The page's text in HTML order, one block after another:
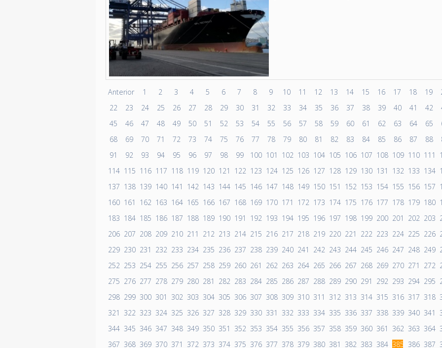
Anterior 1 2 3 4 5 6 7 8 9 10 11 12 13 14 15 16 17 18 19
22
23 24 25 26 27 28 29 30 31 32 33 34 35 36 37 38 39 40 41 42
45
46 47 48 49 50 51 52 53 54 55 56 57 58 59 60 61 62 63 64 65
68
69 70 71 72 73 74 75 76 77 78 79 80 81 82 83 84 85 86 87 88
91
92 93 94 95 96 97 98 99 100 101 102 103 104 105 106 107 108 109 110 111
114 115 116 117 118 119 120 121 122 123 124 125 126 127 128 129 130 131 132 133 134
137 138 139 140 141 142 143 144 145 146 147 148 149 150 151 152 153 154 155 156 157
160 161 162 163 164 165 166 167 168 169 170 171 172 173 174 175 176 177 178 179 180
183 184 185 186 187 188 189 190 191 192 193 194 195 196 197 198 199 200 201 202 203
206 207 208 209 210 211 212 213 214 215 216 217 218 219 220 221 222 223 224 225 226
229 230 231 232 233 234 235 236 237 238 239 240 241 242 243 244 245 246 247 248 249
252 253 254 255 256 257 258 259 260 261 262 263 264 265 266 267 268 269 270 271 272
275 276 277 278 279 280 281 282 283 284 285 286 287 288 289 290 291 292 293 294 295
298 299 300 301 302 303 304 305 306 307 308 309 310 311 312 313 314 315 316 317 318
321
322 323 324 325 326 327 328 329 330 331 332 333 334 335 336 337 338 339 340 341
344 345 346 347 348 349 350 351 352 353 354 355 356 357 358 359 360 361 362 363 364
367 368 369 370 371 372 373 374 375 376 377 378 379 380 381 382 383 384 385 386 387